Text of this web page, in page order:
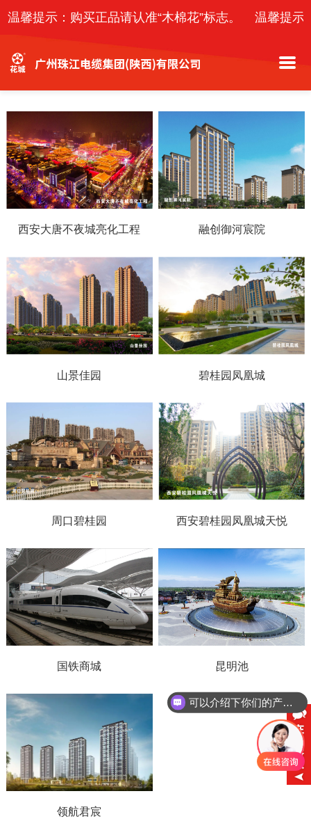
温馨提示：购买正品请认准“木棉花”标志。 温馨提示
西安大唐不夜城亮化工程 融创御河宸院
山景佳园 碧桂园凤凰城
周口碧桂园 西安碧桂园凤凰城天悦
国铁商城 昆明池
领航君宸
可以介绍下你们的产品么